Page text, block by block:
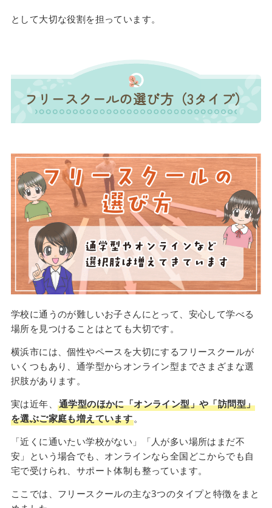
として大切な役割を担っています。
フリースクールの選び方（3タイプ）
学校に通うのが難しいお子さんにとって、安心して学べる
場所を見つけることはとても大切です。
横浜市には、個性やペースを大切にするフリースクールが
いくつもあり、通学型からオンライン型までさまざまな選
択肢があります。
実は近年、 通学型のほかに「オンライン型」や「訪問型」
を選ぶご家庭も増えています。
「近くに通いたい学校がない」「人が多い場所はまだ不
安」という場合でも、オンラインなら全国どこからでも自
宅で受けられ、サポート体制も整っています。
ここでは、フリースクールの主な3つのタイプと特徴をまと